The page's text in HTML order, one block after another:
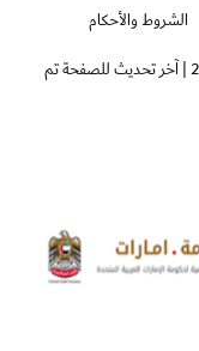
الشروط والأحكام
|آخر تحديث للصفحة تم